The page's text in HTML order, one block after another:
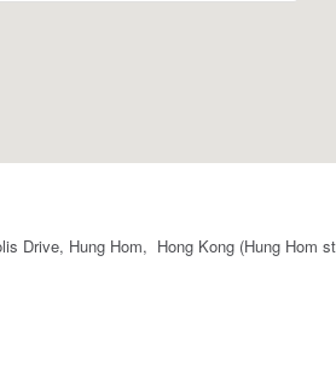
Drive, Hung Hom, Hong Kong (Hung Hom